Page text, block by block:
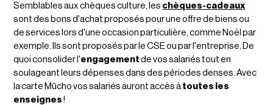
Semblables aux chèques culture, les chèques-cadeaux
sont des bons d'achat proposés pour une offre de biens ou
de services lors d'une occasion particulière, comme Noël par
exemple. Ils sont proposés par le CSE ou par l'entreprise. De
quoi consolider l'engagement de vos salariés tout en
soulageant leurs dépenses dans des périodes denses. Avec
la carte Mūcho vos salariés auront accès à toutes les
enseignes !